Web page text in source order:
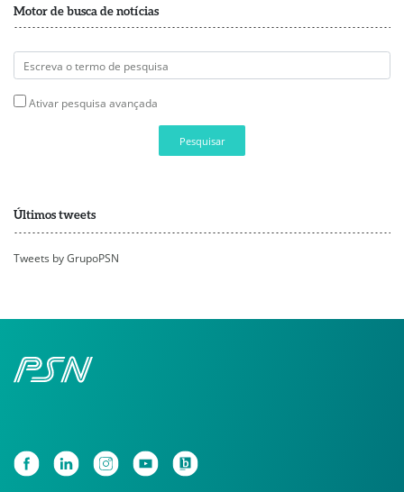
Motor de busca de notícias
Ativar pesquisa avançada
Pesquisar
Últimos tweets
Tweets by GrupoPSN